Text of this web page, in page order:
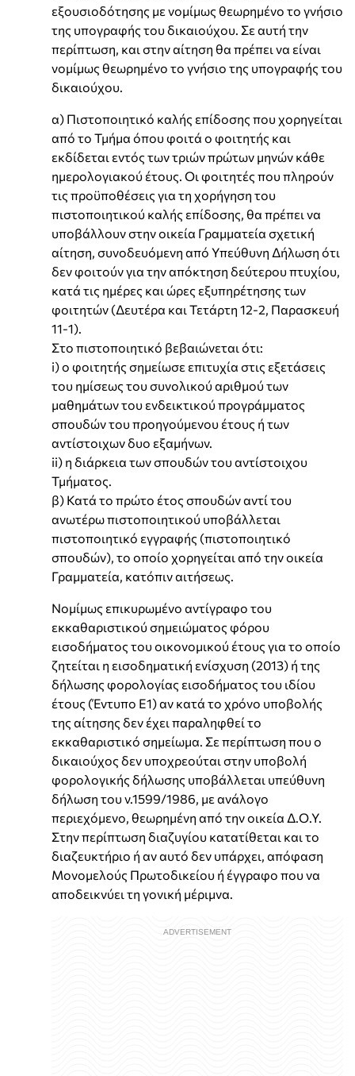
εξουσιοδότησης με νομίμως θεωρημένο το γνήσιο
της υπογραφής του δικαιούχου. Σε αυτή την
περίπτωση, και στην αίτηση θα πρέπει να είναι
νομίμως θεωρημένο το γνήσιο της υπογραφής του
δικαιούχου.
α) Πιστοποιητικό καλής επίδοσης που χορηγείται
από το Τμήμα όπου φοιτά ο φοιτητής και
εκδίδεται εντός των τριών πρώτων μηνών κάθε
ημερολογιακού έτους. Οι φοιτητές που πληρούν
τις προϋποθέσεις για τη χορήγηση του
πιστοποιητικού καλής επίδοσης, θα πρέπει να
υποβάλλουν στην οικεία Γραμματεία σχετική
αίτηση, συνοδευόμενη από Υπεύθυνη Δήλωση ότι
δεν φοιτούν για την απόκτηση δεύτερου πτυχίου,
κατά τις ημέρες και ώρες εξυπηρέτησης των
φοιτητών (Δευτέρα και Τετάρτη 12-2, Παρασκευή
11-1).
Στο πιστοποιητικό βεβαιώνεται ότι:
i) ο φοιτητής σημείωσε επιτυχία στις εξετάσεις
του ημίσεως του συνολικού αριθμού των
μαθημάτων του ενδεικτικού προγράμματος
σπουδών του προηγούμενου έτους ή των
αντίστοιχων δυο εξαμήνων.
ii) η διάρκεια των σπουδών του αντίστοιχου
Τμήματος.
β) Κατά το πρώτο έτος σπουδών αντί του
ανωτέρω πιστοποιητικού υποβάλλεται
πιστοποιητικό εγγραφής (πιστοποιητικό
σπουδών), το οποίο χορηγείται από την οικεία
Γραμματεία, κατόπιν αιτήσεως.
Νομίμως επικυρωμένο αντίγραφο του
εκκαθαριστικού σημειώματος φόρου
εισοδήματος του οικονομικού έτους για το οποίο
ζητείται η εισοδηματική ενίσχυση (2013) ή της
δήλωσης φορολογίας εισοδήματος του ιδίου
έτους (Έντυπο Ε1) αν κατά το χρόνο υποβολής
της αίτησης δεν έχει παραληφθεί το
εκκαθαριστικό σημείωμα. Σε περίπτωση που ο
δικαιούχος δεν υποχρεούται στην υποβολή
φορολογικής δήλωσης υποβάλλεται υπεύθυνη
δήλωση του ν.1599/1986, με ανάλογο
περιεχόμενο, θεωρημένη από την οικεία Δ.Ο.Υ.
Στην περίπτωση διαζυγίου κατατίθεται και το
διαζευκτήριο ή αν αυτό δεν υπάρχει, απόφαση
Μονομελούς Πρωτοδικείου ή έγγραφο που να
αποδεικνύει τη γονική μέριμνα.